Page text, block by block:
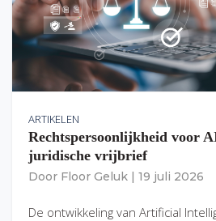
ARTIKELEN
Rechtspersoonlijkheid voor
juridische vrijbrief
Door Floor Geluk 19 juli 2026
De ontwikkeling van Artificial